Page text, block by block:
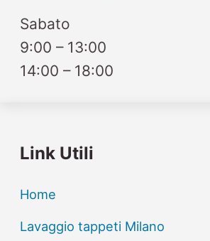
Sabato
9:00 – 13:00
14:00 – 18:00
Link Utili
Home
Lavaggio tappeti Milano